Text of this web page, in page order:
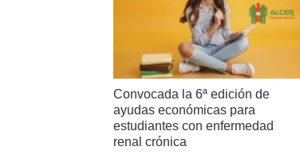
Convocada la 6ª edición de
ayudas económicas para
estudiantes con enfermedad
renal crónica